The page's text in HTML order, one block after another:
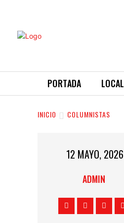
PORTADA LOCAL
INICIO COLUMNISTAS
12 MAYO, 2026
ADMIN